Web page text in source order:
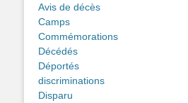
Avis de décès
Camps
Commémorations
Décédés
Déportés
discriminations
Disparu